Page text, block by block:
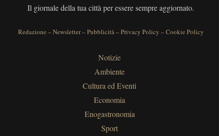
Il giornale della tua città per essere sempre aggiornato.
Redazione –Newsletter–Pubblicità–Privacy Policy –Cookie Policy
Notizie
Ambiente
Cultura ed Eventi
Economia
Enogastronomia
Sport